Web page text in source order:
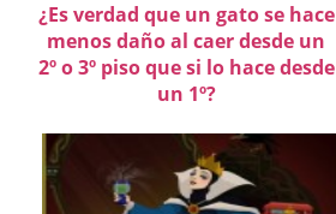
¿Es verdad que un gato se hace
menos daño al caer desde un
2º o 3º piso que si lo hace desde
un 1º?